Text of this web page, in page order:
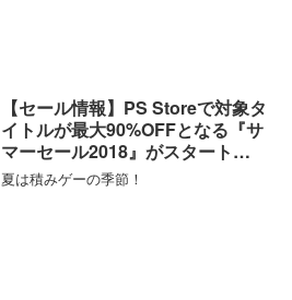
【セール情報】PS Storeで対象タ
イトルが最大90%OFFとなる『サ
マーセール2018』がスタート！
注目タイトルも紹介！
夏は積みゲーの季節！